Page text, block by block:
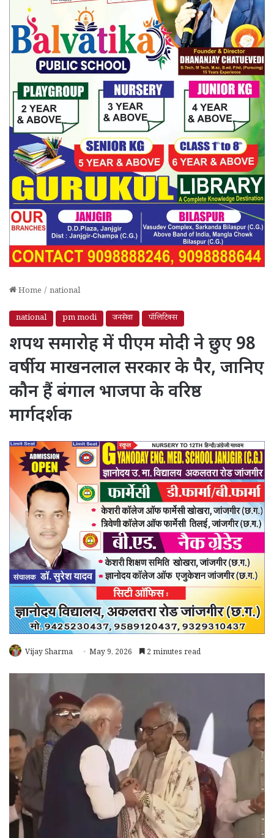
Home / national
national pm modi जनसेवा पॉलिटिक्स
शपथ समारोह में पीएम मोदी ने छुए 98
वर्षीय माखनलाल सरकार के पैर, जानिए
कौन हैं बंगाल भाजपा के वरिष्ठ
मार्गदर्शक
Vijay Sharma May 9, 2026 2 minutes read